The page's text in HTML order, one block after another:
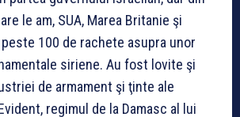
le am, SUA, Marea Britanie şi
100 de rachete asupra unor
siriene. Au fost lovite şi
de armament şi ţinte ale
regimul de la Damasc al lui